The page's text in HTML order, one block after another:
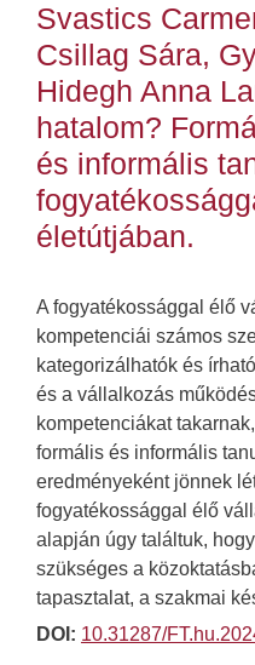
Svastics
Csillag Sára,
Hidegh Anna
hatalom?
és informális
életútjában.
A fogyatékossággal élő
kompetenciái számos
kategorizálhatók és
és a vállalkozás
kompetenciákat
formális és informális
eredményeként jönnek
fogyatékossággal élő
alapján úgy találtuk,
szükséges a
tapasztalat, a szakmai
DOI: 10.31287/